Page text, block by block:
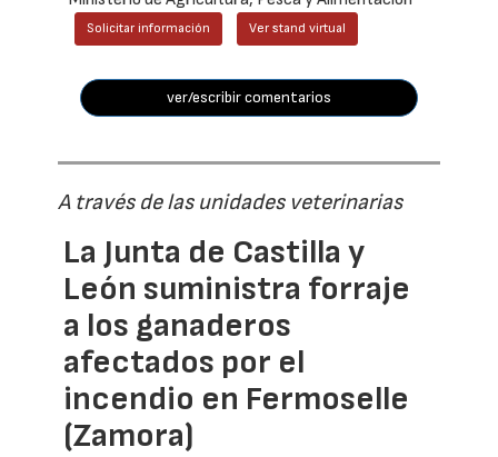
Solicitar información Ver stand virtual
ver/escribir comentarios
A través de las unidades veterinarias
La Junta de Castilla y
León suministra forraje
a los ganaderos
afectados por el
incendio en Fermoselle
(Zamora)